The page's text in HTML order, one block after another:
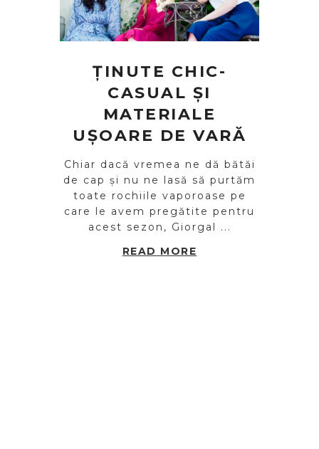
ȚINUTE CHIC-
CASUAL ȘI
MATERIALE
UȘOARE DE VARĂ
Chiar dacă vremea ne dă bătăi
de cap și nu ne lasă să purtăm
toate rochiile vaporoase pe
care le avem pregătite pentru
acest sezon, Giorgal ...
READ MORE